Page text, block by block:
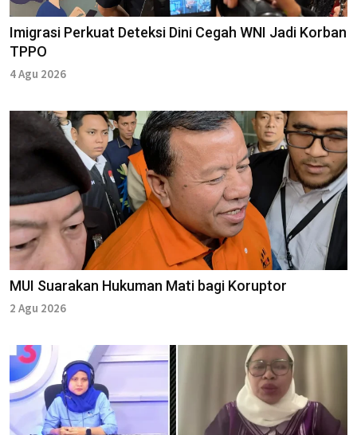
Imigrasi Perkuat Deteksi Dini Cegah WNI Jadi Korban
TPPO
4 Agu 2026
MUI Suarakan Hukuman Mati bagi Koruptor
2 Agu 2026